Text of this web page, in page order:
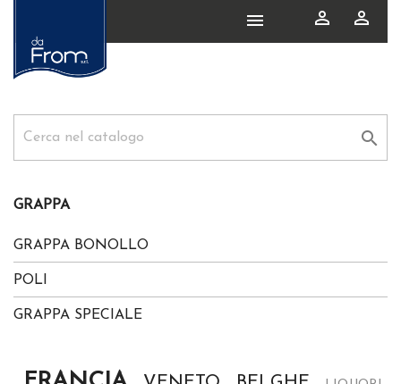
  

GRAPPA
GRAPPA BONOLLO
POLI
GRAPPA SPECIALE